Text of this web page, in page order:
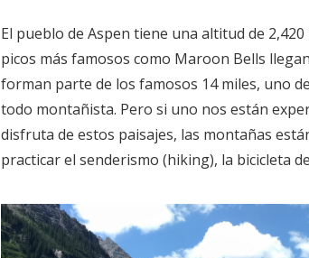
El pueblo de Aspen tiene una altitud de
picos más famosos como Maroon Bells
forman parte de los famosos 14 miles, uno
todo montañista. Pero si uno nos están
disfruta de estos paisajes, las montañas
practicar el senderismo (hiking), la bicicleta